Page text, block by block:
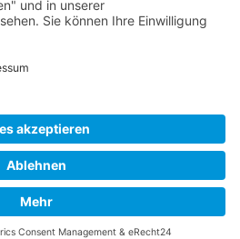
hobrath
Datenschutzerklärung|